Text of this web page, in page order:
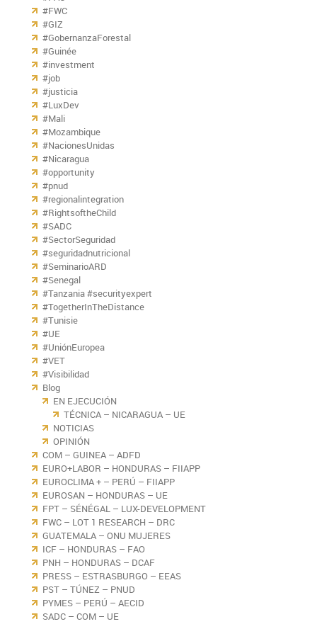
#FWC
#GIZ
#GobernanzaForestal
#Guinée
#investment
#job
#justicia
#LuxDev
#Mali
#Mozambique
#NacionesUnidas
#Nicaragua
#opportunity
#pnud
#regionalintegration
#RightsoftheChild
#SADC
#SectorSeguridad
#seguridadnutricional
#SeminarioARD
#Senegal
#Tanzania #securityexpert
#TogetherInTheDistance
#Tunisie
#UE
#UniónEuropea
#VET
#Visibilidad
Blog
EN EJECUCIÓN
TÉCNICA – NICARAGUA – UE
NOTICIAS
OPINIÓN
COM – GUINEA – ADFD
EURO+LABOR – HONDURAS – FIIAPP
EUROCLIMA + – PERÚ – FIIAPP
EUROSAN – HONDURAS – UE
FPT – SÉNÉGAL – LUX-DEVELOPMENT
FWC – LOT 1 RESEARCH – DRC
GUATEMALA – ONU MUJERES
ICF – HONDURAS – FAO
PNH – HONDURAS – DCAF
PRESS – ESTRASBURGO – EEAS
PST – TÚNEZ – PNUD
PYMES – PERÚ – AECID
SADC – COM – UE